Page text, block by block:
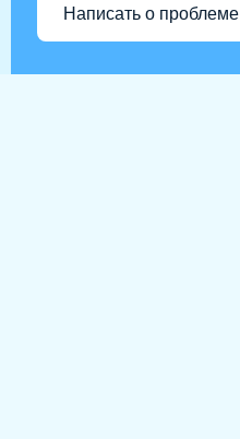
Написать о проблеме